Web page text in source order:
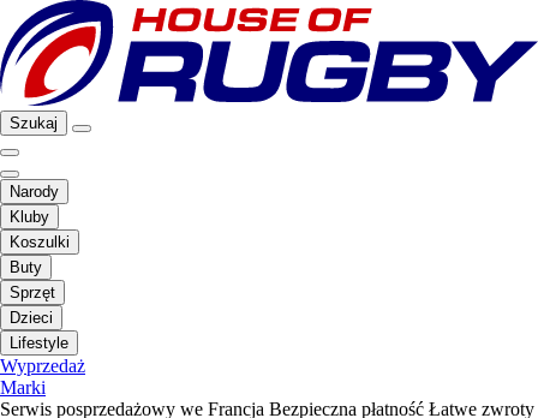
Szukaj
Narody
Kluby
Koszulki
Buty
Sprzęt
Dzieci
Lifestyle
Wyprzedaż
Marki
Serwis posprzedażowy we Francja Bezpieczna płatność Łatwe zwroty